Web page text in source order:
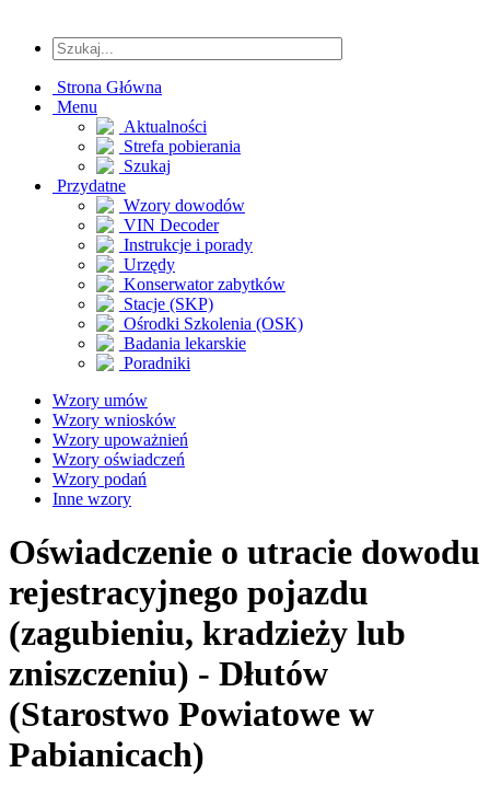
Strona Główna
Menu
Aktualności
Strefa pobierania
Szukaj
Przydatne
Wzory dowodów
VIN Decoder
Instrukcje i porady
Urzędy
Konserwator zabytków
Stacje (SKP)
Ośrodki Szkolenia (OSK)
Badania lekarskie
Poradniki
Wzory umów
Wzory wniosków
Wzory upoważnień
Wzory oświadczeń
Wzory podań
Inne wzory
Oświadczenie o utracie dowodu
rejestracyjnego pojazdu
(zagubieniu, kradzieży lub
zniszczeniu) - Dłutów
(Starostwo Powiatowe w
Pabianicach)